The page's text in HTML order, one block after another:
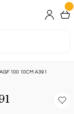
100 10CM A391